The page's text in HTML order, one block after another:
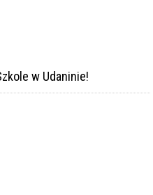
w Udaninie!